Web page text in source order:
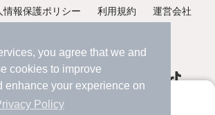
you agree that we and
cookies to improve
enhance your experience on
Policy
替えて、サクサクお部屋探し
情報保護ポリシー 利用規約 運営会社